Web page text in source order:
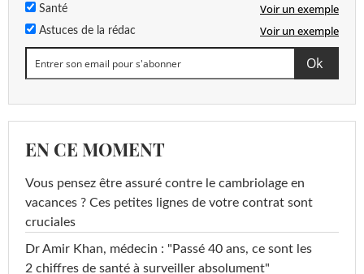
Santé Voir un exemple
Astuces de la rédac Voir un exemple
EN CE MOMENT
Vous pensez être assuré contre le cambriolage en
vacances ? Ces petites lignes de votre contrat sont
cruciales
Dr Amir Khan, médecin : "Passé 40 ans, ce sont les
2 chiffres de santé à surveiller absolument"